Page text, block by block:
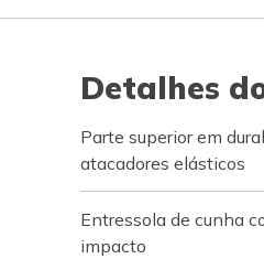
Detalhes
Parte superior em
atacadores elásticos
Entressola de cunha
impacto